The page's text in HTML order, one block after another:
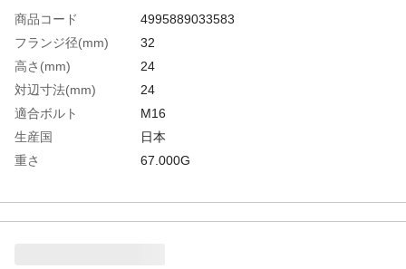
商品コード
4995889033583
フランジ径(mm)
32
高さ(mm)
24
対辺寸法(mm)
24
適合ボルト
M16
生産国
日本
重さ
67.000G